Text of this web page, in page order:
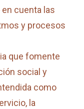
cuenta las
y procesos
que fomente
social y
como
la